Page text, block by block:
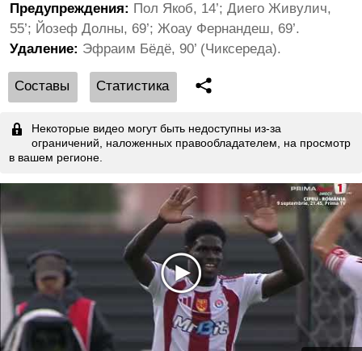
Предупреждения: Пол Якоб, 14’; Диего Живулич,
55’; Йозеф Долны, 69’; Жоау Фернандеш, 69’.
Удаление: Эфраим Бёдё, 90’ (Чиксереда).
Cоставы Статистика
Некоторые видео могут быть недоступны из-за
ограничений, наложенных правообладателем, на просмотр
в вашем регионе.